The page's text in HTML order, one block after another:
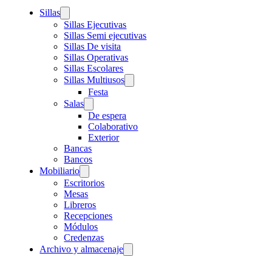
Sillas
Sillas Ejecutivas
Sillas Semi ejecutivas
Sillas De visita
Sillas Operativas
Sillas Escolares
Sillas Multiusos
Festa
Salas
De espera
Colaborativo
Exterior
Bancas
Bancos
Mobiliario
Escritorios
Mesas
Libreros
Recepciones
Módulos
Credenzas
Archivo y almacenaje